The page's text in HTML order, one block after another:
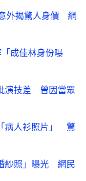
外揭驚人身價 網
成佳林身份曝
演技差 曾因當眾
病人衫照片」 驚
紗照」曝光 網民